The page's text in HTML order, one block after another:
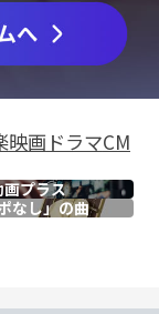
映画ドラマCM
画プラス
ポなし」の曲